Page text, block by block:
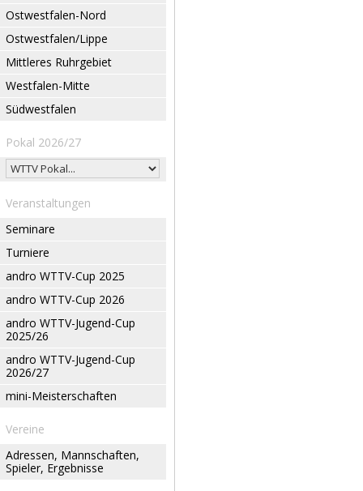
Ostwestfalen-Nord
Ostwestfalen/Lippe
Mittleres Ruhrgebiet
Westfalen-Mitte
Südwestfalen
Pokal 2026/27
Veranstaltungen
Seminare
Turniere
andro WTTV-Cup 2025
andro WTTV-Cup 2026
andro WTTV-Jugend-Cup
2025/26
andro WTTV-Jugend-Cup
2026/27
mini-Meisterschaften
Vereine
Adressen, Mannschaften,
Spieler, Ergebnisse